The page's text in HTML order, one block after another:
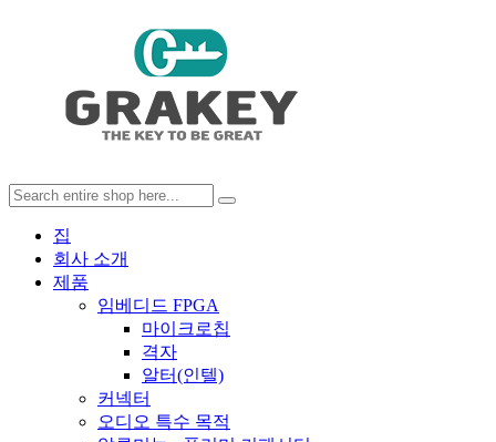
집
회사 소개
제품
임베디드 FPGA
마이크로칩
격자
알터(인텔)
커넥터
오디오 특수 목적